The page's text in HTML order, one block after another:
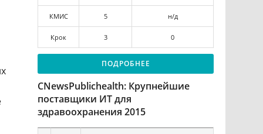
КМИС 5 н/д
Крок 3 0
ПОДРОБНЕЕ
CNewsPublichealth: Крупнейшие
поставщики ИТ для
здравоохранения 2015